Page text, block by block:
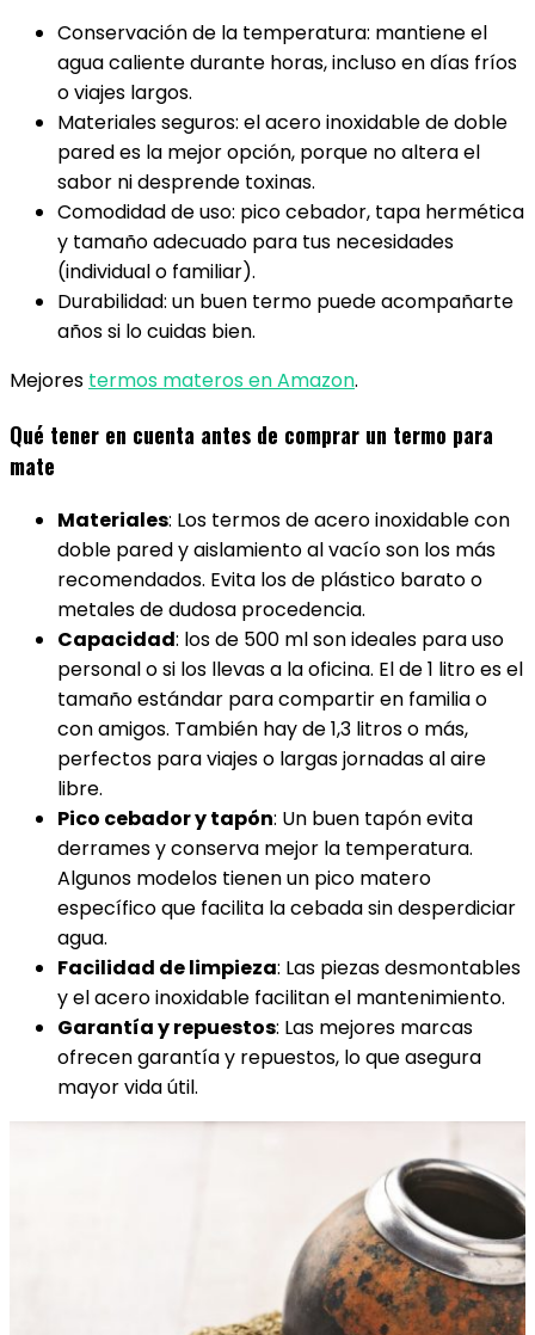
Conservación de la temperatura: mantiene el
agua caliente durante horas, incluso en días fríos
o viajes largos.
Materiales seguros: el acero inoxidable de doble
pared es la mejor opción, porque no altera el
sabor ni desprende toxinas.
Comodidad de uso: pico cebador, tapa hermética
y tamaño adecuado para tus necesidades
(individual o familiar).
Durabilidad: un buen termo puede acompañarte
años si lo cuidas bien.
Mejores termos materos en Amazon.
Qué tener en cuenta antes de comprar un termo para
mate
Materiales: Los termos de acero inoxidable con
doble pared y aislamiento al vacío son los más
recomendados. Evita los de plástico barato o
metales de dudosa procedencia.
Capacidad: los de 500 ml son ideales para uso
personal o si los llevas a la oficina. El de 1 litro es el
tamaño estándar para compartir en familia o
con amigos. También hay de 1,3 litros o más,
perfectos para viajes o largas jornadas al aire
libre.
Pico cebador y tapón: Un buen tapón evita
derrames y conserva mejor la temperatura.
Algunos modelos tienen un pico matero
específico que facilita la cebada sin desperdiciar
agua.
Facilidad de limpieza: Las piezas desmontables
y el acero inoxidable facilitan el mantenimiento.
Garantía y repuestos: Las mejores marcas
ofrecen garantía y repuestos, lo que asegura
mayor vida útil.